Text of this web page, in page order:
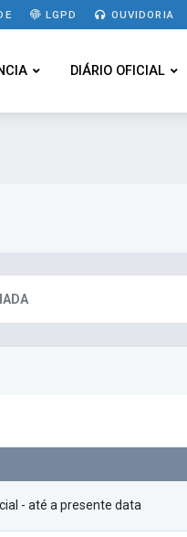
LGPD OUVIDORIA
DIÁRIO OFICIAL
- até a presente data